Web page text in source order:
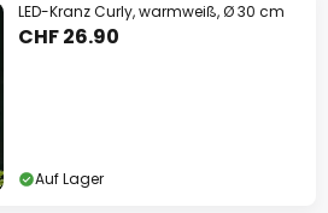
LED-Kranz Curly, warmweiß, Ø 30 cm
CHF 26.90
Auf Lager